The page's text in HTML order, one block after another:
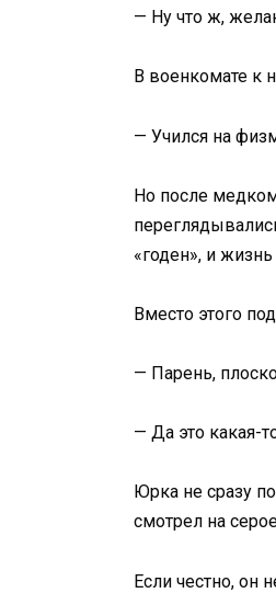
— Ну что ж,
В военкомате к
— Учился на
Но после
«годен», и жизнь
Вместо этого
— Парень,
— Да это какая-
Юрка не сразу
смотрел на
Если честно, он